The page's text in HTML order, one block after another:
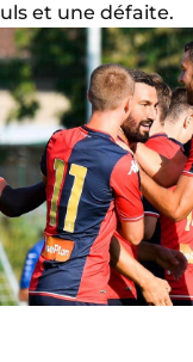
et une défaite.